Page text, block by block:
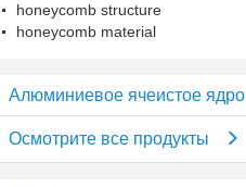
honeycomb structure
honeycomb material
Алюминиевое ячеистое ядро
Осмотрите все продукты